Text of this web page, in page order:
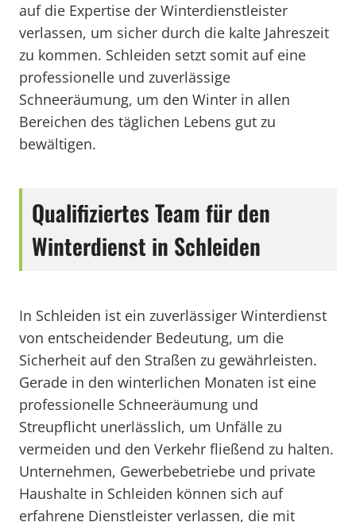
auf die Expertise der Winterdienstleister
verlassen, um sicher durch die kalte Jahreszeit
zu kommen. Schleiden setzt somit auf eine
professionelle und zuverlässige
Schneeräumung, um den Winter in allen
Bereichen des täglichen Lebens gut zu
bewältigen.
Qualifiziertes Team für den
Winterdienst in Schleiden
In Schleiden ist ein zuverlässiger Winterdienst
von entscheidender Bedeutung, um die
Sicherheit auf den Straßen zu gewährleisten.
Gerade in den winterlichen Monaten ist eine
professionelle Schneeräumung und
Streupflicht unerlässlich, um Unfälle zu
vermeiden und den Verkehr fließend zu halten.
Unternehmen, Gewerbebetriebe und private
Haushalte in Schleiden können sich auf
erfahrene Dienstleister verlassen, die mit